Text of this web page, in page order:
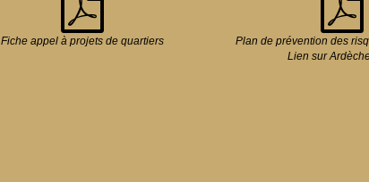
Fiche appel à projets de quartiers
Plan de prévention des
Lien sur